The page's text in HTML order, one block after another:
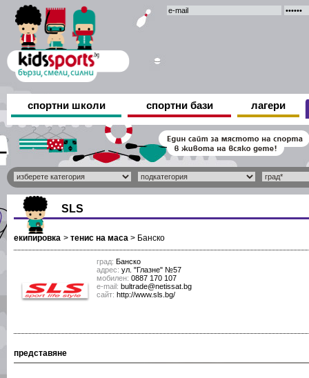
спортни школи спортни бази лагери
SLS
екипировка > тенис на маса > Банско
град: Банско
адрес: ул. "Глазне" №57
мобилен: 0887 170 107
е-mail: bultrade@netissat.bg
сайт: http://www.sls.bg/
представяне